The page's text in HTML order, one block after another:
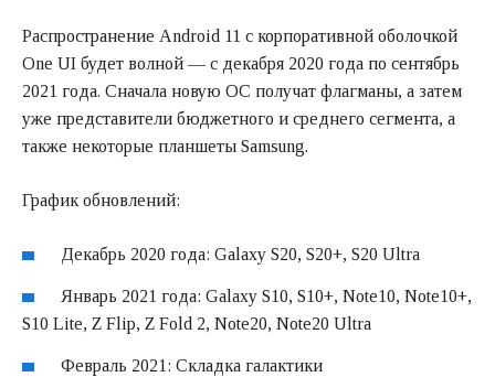
Распространение Android 11 с корпоративной оболочкой
One UI будет волной — с декабря 2020 года по сентябрь
2021 года. Сначала новую ОС получат флагманы, а затем
уже представители бюджетного и среднего сегмента, а
также некоторые планшеты Samsung.
График обновлений:
Декабрь 2020 года: Galaxy S20, S20+, S20 Ultra
Январь 2021 года: Galaxy S10, S10+, Note10, Note10+,
S10 Lite, Z Flip, Z Fold 2, Note20, Note20 Ultra
Февраль 2021: Складка галактики